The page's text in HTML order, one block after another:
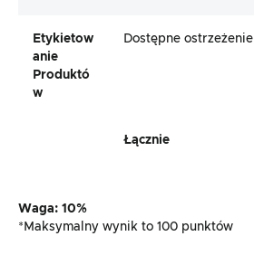
Etykietow
Anie
Produktó
W
Dostępne ostrzeżenie
Łącznie
Waga: 10%
*Maksymalny wynik to 100 punktów